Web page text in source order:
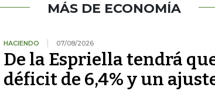
MÁS DE ECONOMÍA
HACIENDO 07/08/2026
De la Espriella tendrá
déficit de 6,4% y un